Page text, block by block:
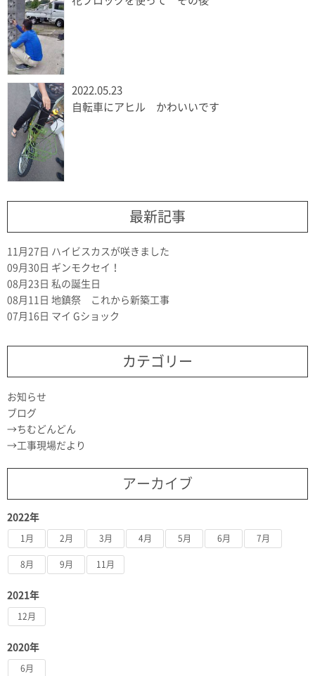
2022.05.23
自転車にアヒル かわいいです
最新記事
11月27日 ハイビスカスが咲きました
09月30日 ギンモクセイ！
08月23日 私の誕生日
08月11日 地鎮祭 これから新築工事
07月16日 マイ Gショック
カテゴリー
お知らせ
ブログ
ちむどんどん
工事現場だより
アーカイブ
2022年
1月 2月 3月 4月 5月 6月 7月
8月 9月 11月
2021年
12月
2020年
6月